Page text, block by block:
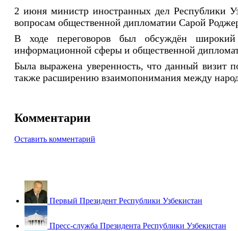
2 июня министр иностранных дел Республики
вопросам общественной дипломатии Сарой
В ходе переговоров был обсуждён широкий
информационной сферы и общественной
Была выражена уверенность, что данный визит
также расширению взаимопонимания между
Комментарии
Оставить комментарий
Первый Президент Республики Узбекистан
Пресс-служба Президента Республики Узбекистан